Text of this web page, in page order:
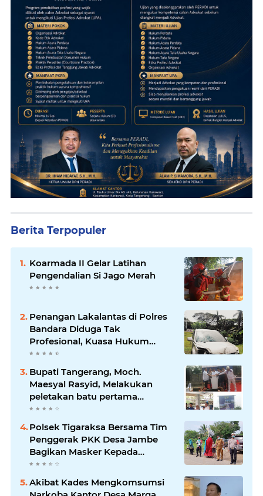
Berita Terpopuler
Koarmada II Gelar Latihan
Pengendalian Si Jago Merah
Penangan Lakalantas di Polres
Bandara Diduga Tak
Profesional, Kuasa Hukum
Adukan ke Propam
Bupati Tangerang, Moch.
Maesyal Rasyid, Melakukan
peletakan batu pertama
pembangunan Gedung Mako
Polsek Tigaraksa Bersama Tim
Penggerak PKK Desa Jambe
Bagikan Masker Kepada
Pengguna Jalan
Akibat Kades Mengkomsumsi